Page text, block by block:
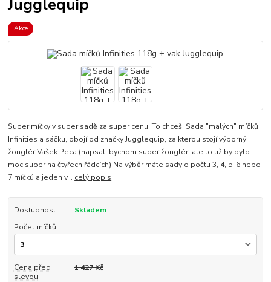
Akce
Super míčky v super sadě za super cenu. To chceš! Sada "malých" míčků
Infinities a sáčku, obojí od značky Jugglequip, za kterou stojí výborný
žonglér Vašek Peca (napsali bychom super žonglér, ale to už by bylo
moc super na čtyřech řádcích) Na výběr máte sady o počtu 3, 4, 5, 6 nebo
7 míčků a jeden v... celý popis
Dostupnost
Skladem
Počet míčků
Cena před
slevou
1 427 Kč